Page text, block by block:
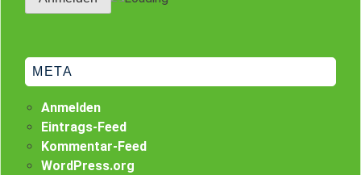
META
Anmelden
Eintrags-Feed
Kommentar-Feed
WordPress.org